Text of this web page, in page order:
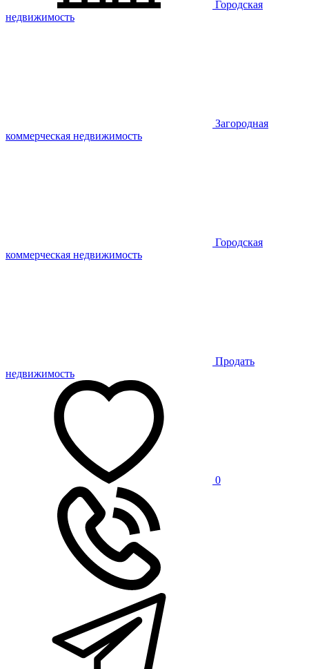
Городская
недвижимость
Загородная
коммерческая недвижимость
Городская
коммерческая недвижимость
Продать
недвижимость
0